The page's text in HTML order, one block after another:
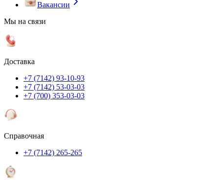
Вакансии
Мы на связи
Доставка
+7 (7142) 93-10-93
+7 (7142) 53-03-03
+7 (700) 353-03-03
Справочная
+7 (7142) 265-265